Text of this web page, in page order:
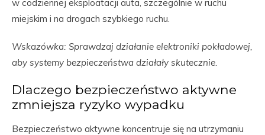
w codziennej eksploatacji auta, szczególnie w ruchu
miejskim i na drogach szybkiego ruchu.
Wskazówka: Sprawdzaj działanie elektroniki pokładowej,
aby systemy bezpieczeństwa działały skutecznie.
Dlaczego bezpieczeństwo aktywne
zmniejsza ryzyko wypadku
Bezpieczeństwo aktywne koncentruje się na utrzymaniu